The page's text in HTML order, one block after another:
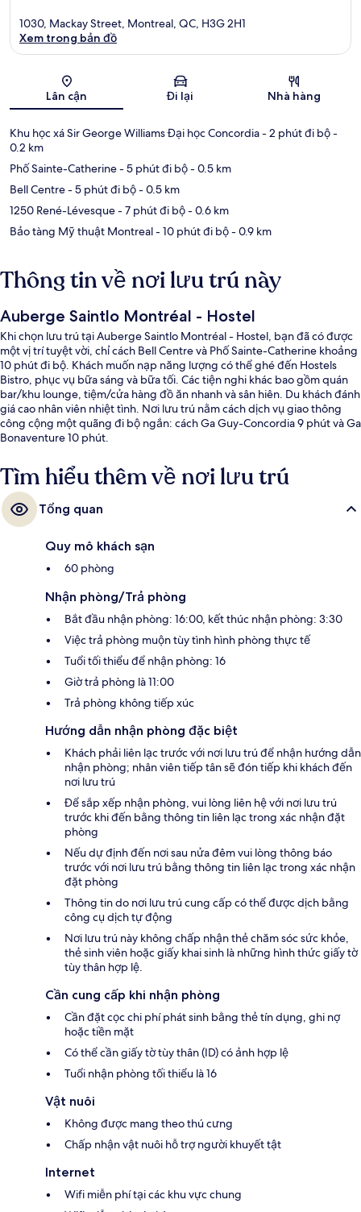
Bản đồ
1030, Mackay Street, Montreal, QC, H3G 2H1
Xem trong bản đồ
Lân cận Đi lại Nhà hàng
Khu học xá Sir George Williams Đại học Concordia- 2 phút đi bộ-
0.2 km
Phố Sainte-Catherine- 5 phút đi bộ- 0.5 km
Bell Centre- 5 phút đi bộ- 0.5 km
1250 René-Lévesque- 7 phút đi bộ- 0.6 km
Bảo tàng Mỹ thuật Montreal- 10 phút đi bộ- 0.9 km
Thông tin về nơi lưu trú này
Auberge Saintlo Montréal - Hostel
Khi chọn lưu trú tại Auberge Saintlo Montréal - Hostel, bạn đã có được
một vị trí tuyệt vời, chỉ cách Bell Centre và Phố Sainte-Catherine khoảng
10 phút đi bộ. Khách muốn nạp năng lượng có thể ghé đến Hostels
Bistro, phục vụ bữa sáng và bữa tối. Các tiện nghi khác bao gồm quán
bar/khu lounge, tiệm/cửa hàng đồ ăn nhanh và sân hiên. Du khách đánh
giá cao nhân viên nhiệt tình. Nơi lưu trú nằm cách dịch vụ giao thông
công cộng một quãng đi bộ ngắn: cách Ga Guy-Concordia 9 phút và Ga
Bonaventure 10 phút.
Tìm hiểu thêm về nơi lưu trú
Tổng quan
Quy mô khách sạn
60 phòng
Nhận phòng/Trả phòng
Bắt đầu nhận phòng: 16:00, kết thúc nhận phòng: 3:30
Việc trả phòng muộn tùy tình hình phòng thực tế
Tuổi tối thiểu để nhận phòng: 16
Giờ trả phòng là 11:00
Trả phòng không tiếp xúc
Hướng dẫn nhận phòng đặc biệt
Khách phải liên lạc trước với nơi lưu trú để nhận hướng dẫn
nhận phòng; nhân viên tiếp tân sẽ đón tiếp khi khách đến
nơi lưu trú
Để sắp xếp nhận phòng, vui lòng liên hệ với nơi lưu trú
trước khi đến bằng thông tin liên lạc trong xác nhận đặt
phòng
Nếu dự định đến nơi sau nửa đêm vui lòng thông báo
trước với nơi lưu trú bằng thông tin liên lạc trong xác nhận
đặt phòng
Thông tin do nơi lưu trú cung cấp có thể được dịch bằng
công cụ dịch tự động
Nơi lưu trú này không chấp nhận thẻ chăm sóc sức khỏe,
thẻ sinh viên hoặc giấy khai sinh là những hình thức giấy tờ
tùy thân hợp lệ.
Cần cung cấp khi nhận phòng
Cần đặt cọc chi phí phát sinh bằng thẻ tín dụng, ghi nợ
hoặc tiền mặt
Có thể cần giấy tờ tùy thân (ID) có ảnh hợp lệ
Tuổi nhận phòng tối thiểu là 16
Vật nuôi
Không được mang theo thú cưng
Chấp nhận vật nuôi hỗ trợ người khuyết tật
Internet
Wifi miễn phí tại các khu vực chung